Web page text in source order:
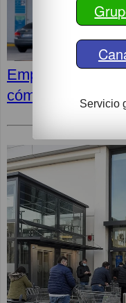
Servicio
Empleos en
cómo postular y